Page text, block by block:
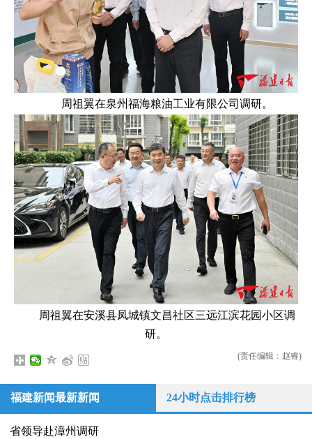
周祖翼在泉州福海粮油工业有限公司调研。
周祖翼在安溪县凤城镇文昌社区三远江滨花园小区调
研。
(责任编辑：赵睿)
福建新闻最新新闻 24小时点击排行榜
省领导赴漳州调研